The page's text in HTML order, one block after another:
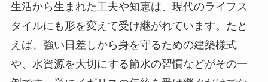
生活から生まれた工夫や知恵は、現代のライフス
タイルにも形を変えて受け継がれています。たと
えば、強い日差しから身を守るための建築様式
や、水資源を大切にする節水の習慣などがその一